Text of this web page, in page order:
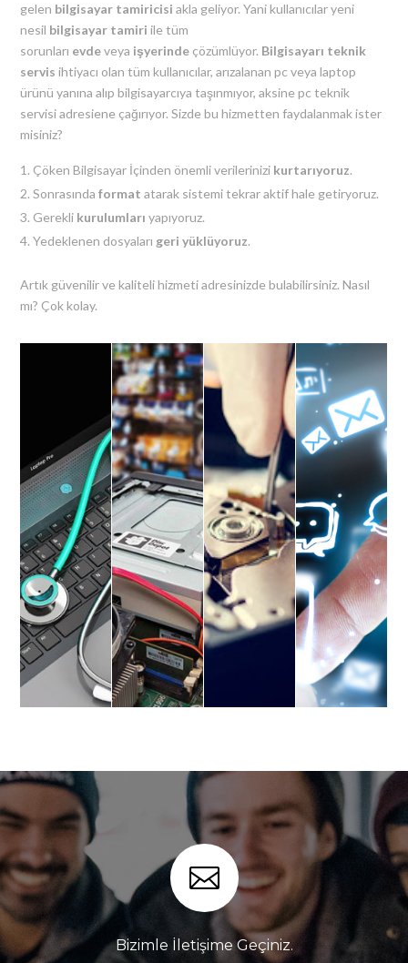
gelen bilgisayar tamiricisi akla geliyor. Yani kullanıcılar yeni
nesil bilgisayar tamiri ile tüm
sorunları evdeveya işyerinde çözümlüyor. Bilgisayarı teknik
servis ihtiyacı olan tüm kullanıcılar, arızalanan pc veya laptop
ürünü yanına alıp bilgisayarcıya taşınmıyor, aksine pc teknik
servisi adresiene çağırıyor. Sizde bu hizmetten faydalanmak ister
misiniz?
Çöken Bilgisayar İçinden önemli verilerinizi kurtarıyoruz.
Sonrasındaformat atarak sistemi tekrar aktif hale getiryoruz.
Gerekli kurulumları yapıyoruz.
Yedeklenen dosyaları geri yüklüyoruz.
Artık güvenilir ve kaliteli hizmeti adresinizde bulabilirsiniz. Nasıl
mı? Çok kolay.

Bizimle İletişime Geçiniz.